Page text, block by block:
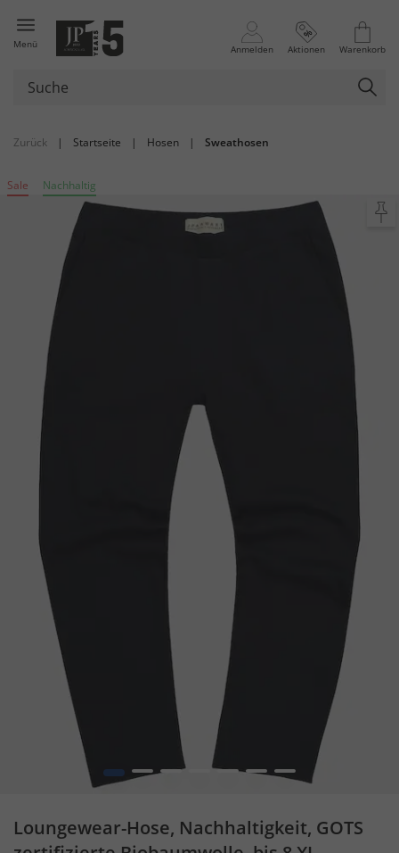
Menü Anmelden Aktionen Warenkorb
Zurück | Startseite | Hosen | Sweathosen
Sale Nachhaltig
1 2 6 7
Loungewear-Hose, Nachhaltigkeit, GOTS